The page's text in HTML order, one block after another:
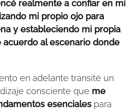
realmente a confiar en mi
mi propio ojo para
y estableciendo mi propia
al escenario donde
en adelante transité un
consciente que me
esenciales para